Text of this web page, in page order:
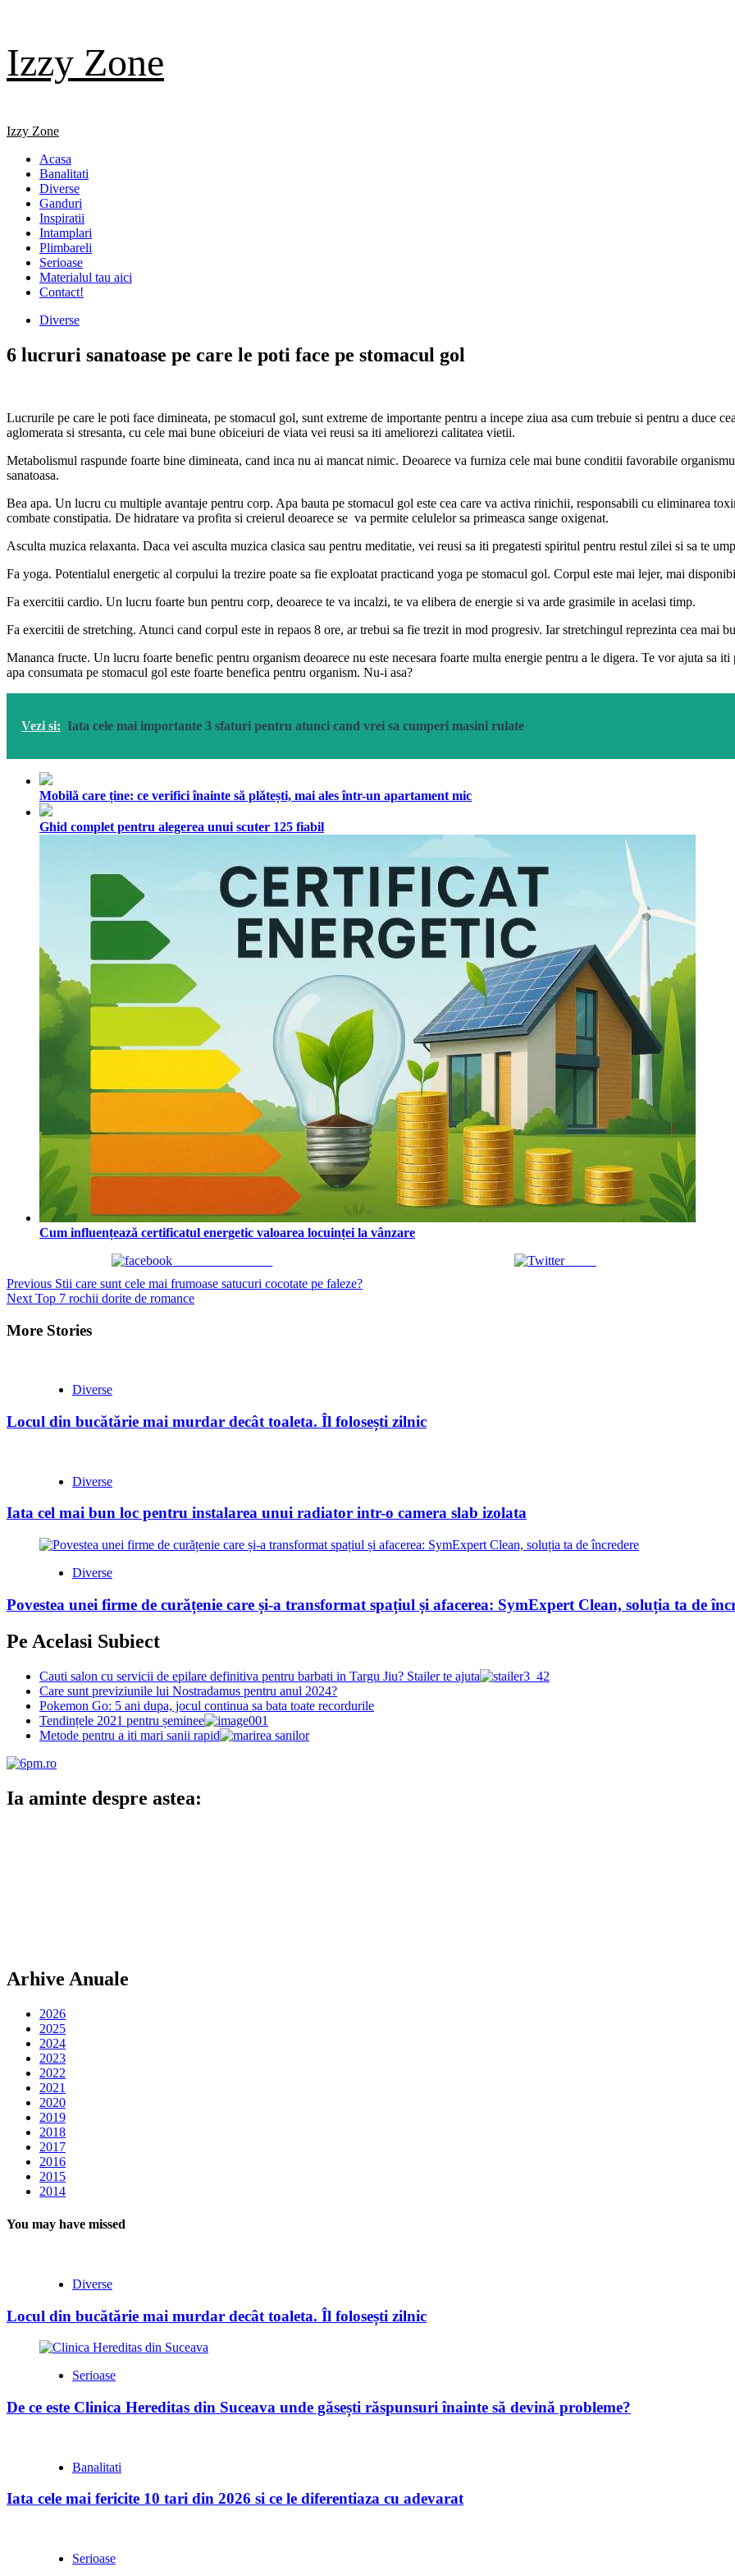
content
Izzy Zone
Primary
Izzy Zone
Acasa
Banalitati
Diverse
Ganduri
Inspiratii
Intamplari
Plimbareli
Serioase
Materialul tau aici
Contact!
Diverse
6 lucruri sanatoase pe care le poti face pe stomacul gol
Lucrurile pe care le poti face dimineata, pe stomacul gol, sunt extreme de importante pentru a incepe ziua asa cum trebuie si pentru a duce
aglomerata si stresanta, cu cele mai bune obiceiuri de viata vei reusi sa iti ameliorezi calitatea vietii.
Metabolismul raspunde foarte bine dimineata, cand inca nu ai mancat nimic. Deoarece va furniza cele mai bune conditii favorabile
sanatoasa.
Bea apa. Un lucru cu multiple avantaje pentru corp. Apa bauta pe stomacul gol este cea care va activa rinichii, responsabili cu eliminarea
combate constipatia. De hidratare va profita si creierul deoarece se va permite celulelor sa primeasca sange oxigenat.
Asculta muzica relaxanta. Daca vei asculta muzica clasica sau pentru meditatie, vei reusi sa iti pregatesti spiritul pentru restul zilei si sa te
Fa yoga. Potentialul energetic al corpului la trezire poate sa fie exploatat practicand yoga pe stomacul gol. Corpul este mai lejer, mai
Fa exercitii cardio. Un lucru foarte bun pentru corp, deoarece te va incalzi, te va elibera de energie si va arde grasimile in acelasi timp.
Fa exercitii de stretching. Atunci cand corpul este in repaos 8 ore, ar trebui sa fie trezit in mod progresiv. Iar stretchingul reprezinta cea mai
Mananca fructe. Un lucru foarte benefic pentru organism deoarece nu este necesara foarte multa energie pentru a le digera. Te vor ajuta
apa consumata pe stomacul gol este foarte benefica pentru organism. Nu-i asa?
Vezi si: Iata cele mai importante 3 sfaturi pentru atunci cand vrei sa cumperi masini rulate
Mobilă care ține: ce verifici înainte să plătești, mai ales într-un apartament mic
Ghid complet pentru alegerea unui scuter 125 fiabil
Cum influențează certificatul energetic valoarea locuinței la vânzare
Tweet
Continue
Reading
Previous Stii care sunt cele mai frumoase satucuri cocotate pe faleze?
Next Top 7 rochii dorite de romance
More Stories
Diverse
Locul din bucătărie mai murdar decât toaleta. Îl folosești zilnic
Diverse
Iata cel mai bun loc pentru instalarea unui radiator intr-o camera slab izolata
Diverse
Povestea unei firme de curățenie care și-a transformat spațiul și afacerea: SymExpert Clean, soluția ta de
Pe Acelasi Subiect
Cauti salon cu servicii de epilare definitiva pentru barbati in Targu Jiu? Stailer te ajuta
Care sunt previziunile lui Nostradamus pentru anul 2024?
Pokemon Go: 5 ani dupa, jocul continua sa bata toate recordurile
Tendințele 2021 pentru șeminee
Metode pentru a iti mari sanii rapid
Ia aminte despre astea:
Arhive Anuale
2026
2025
2024
2023
2022
2021
2020
2019
2018
2017
2016
2015
2014
You may have missed
Diverse
Locul din bucătărie mai murdar decât toaleta. Îl folosești zilnic
Serioase
De ce este Clinica Hereditas din Suceava unde găsești răspunsuri înainte să devină probleme?
Banalitati
Iata cele mai fericite 10 tari din 2026 si ce le diferentiaza cu adevarat
Serioase